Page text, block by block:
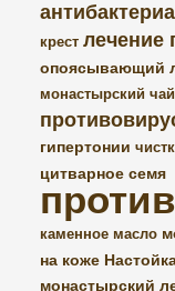
крест лечение
опоясывающий
монастырский чай
гипертонии
цитварное семя
каменное масло
на коже
монастырский